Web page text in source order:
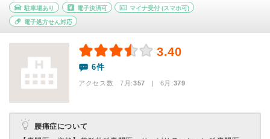
駐車場あり 電子決済可 マイナ受付 (スマホ可)
電子処方せん対応
3.40
6件
アクセス数 7月:357 | 6月:379
腰痛症について